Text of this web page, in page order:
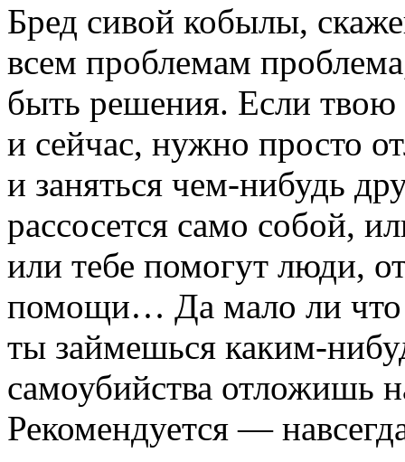
Бред сивой кобылы,
всем проблемам
быть решения. Если твою
и сейчас, нужно просто
и заняться чем-нибудь
рассосется само собой,
или тебе помогут люди,
помощи… Да мало ли что
ты займешься каким-
самоубийства отложишь
Рекомендуется —